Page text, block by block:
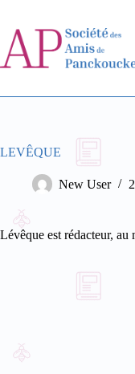
contenu
LEVÊQUE
New User
Lévêque est rédacteur, au